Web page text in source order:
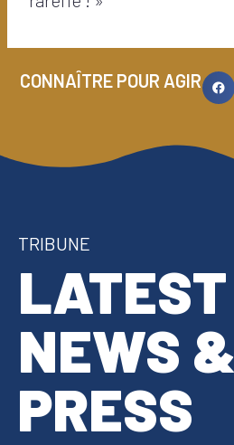
CONNAÎTRE POUR AGIR
TRIBUNE
LATEST
NEWS &
PRESS